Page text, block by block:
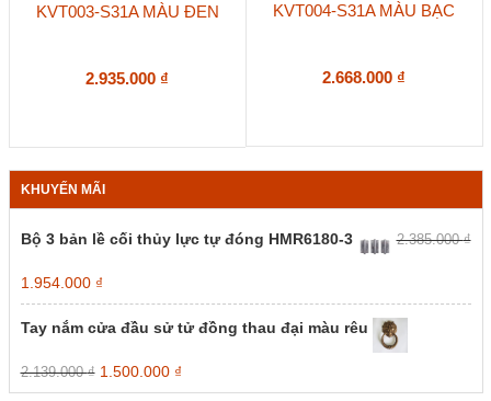
KVT003-S31A MÀU ĐEN
2.935.000 ₫
KVT004-S31A MÀU BẠC
2.668.000 ₫
KHUYẾN MÃI
Bộ 3 bản lề cối thủy lực tự đóng HMR6180-3 2.385.000₫
Giá
gốc
là:
2.385.000 ₫.
1.954.000 ₫Giá
hiện
tại
Tay nắm cửa đầu sử tử đồng thau đại màu rêu
2.139.000₫ Giá
gốc
1.500.000 ₫Giá
hiện